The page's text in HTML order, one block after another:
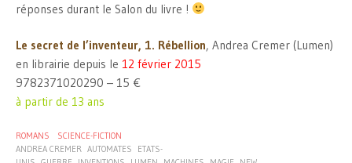
réponses durant le Salon du livre !
Le secret de l’inventeur, 1. Rébellion, Andrea Cremer (Lumen)
en librairie depuis le 12 février 2015
9782371020290 – 15 €
à partir de 13 ans
ROMANS
SCIENCE-FICTION
ANDREA CREMER AUTOMATES
ETATS-